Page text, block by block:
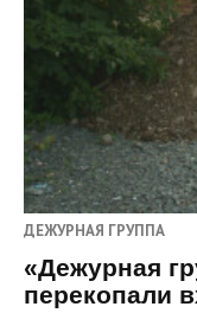
ДЕЖУРНАЯ ГРУППА
«Дежурная
перекопали